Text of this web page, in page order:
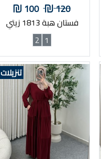
120
100
فستان هبة 1813 زيتي
1
2
تنزيلات